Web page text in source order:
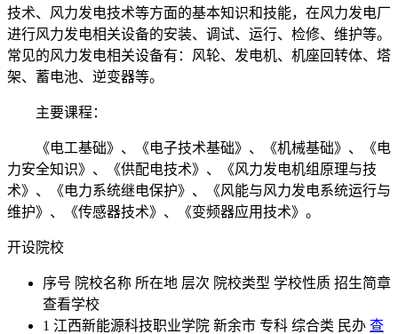
技术、风力发电技术等方面的基本知识和技能，在风力发电厂
进行风力发电相关设备的安装、调试、运行、检修、维护等。
常见的风力发电相关设备有：风轮、发电机、机座回转体、塔
架、蓄电池、逆变器等。
主要课程：
《电工基础》、《电子技术基础》、《机械基础》、《电
力安全知识》、《供配电技术》、《风力发电机组原理与技
术》、《电力系统继电保护》、《风能与风力发电系统运行与
维护》、《传感器技术》、《变频器应用技术》。
开设院校
序号 院校名称 所在地 层次 院校类型 学校性质 招生简章
查看学校
1 江西新能源科技职业学院 新余市 专科 综合类 民办 查